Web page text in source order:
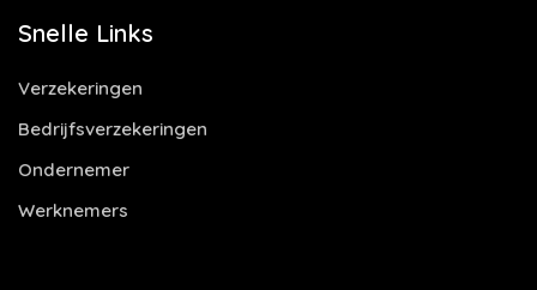
Snelle Links
Verzekeringen
Bedrijfsverzekeringen
Ondernemer
Werknemers